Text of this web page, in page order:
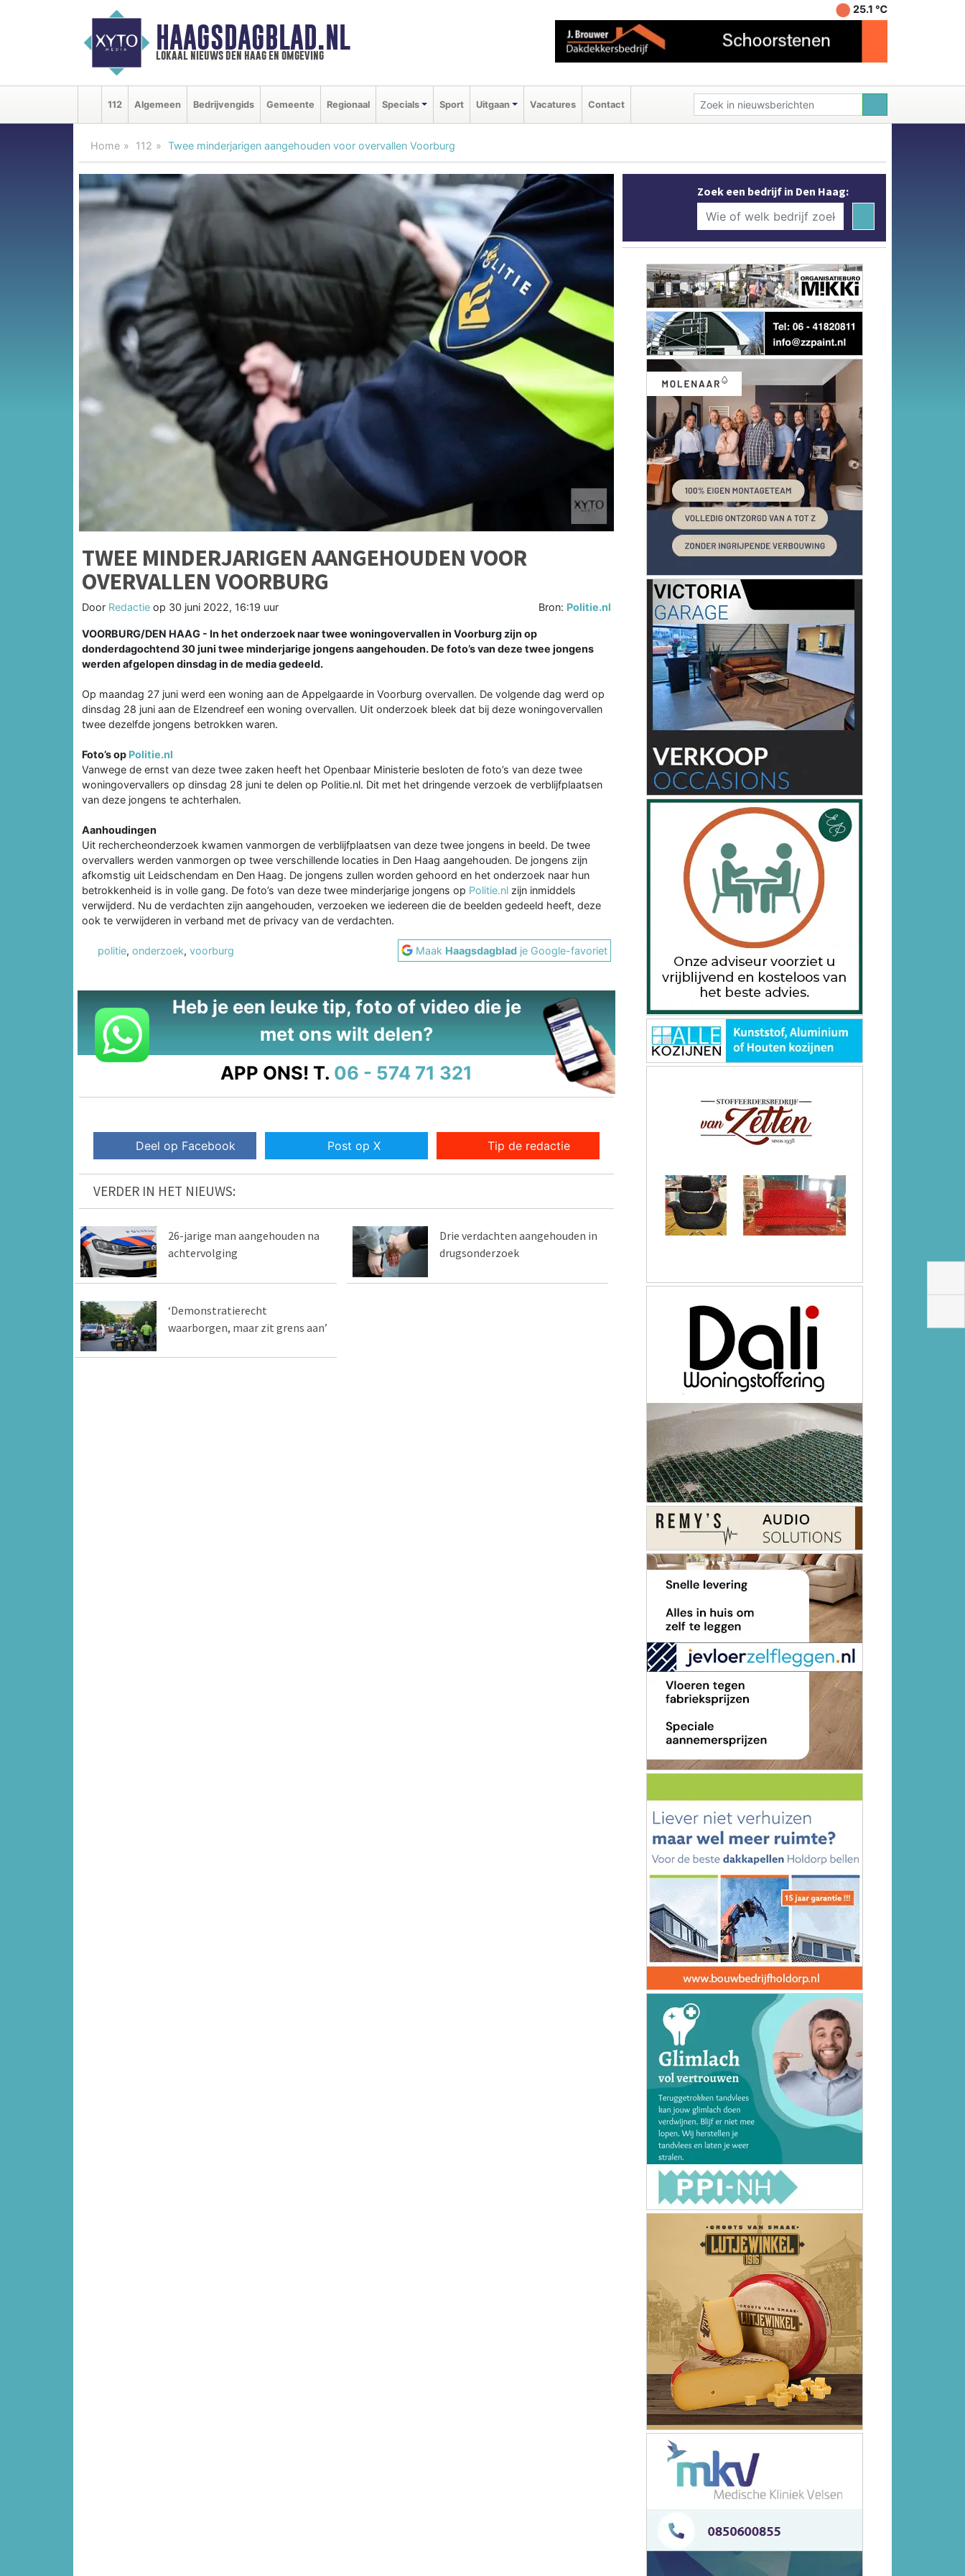
HAAGSDAGBLAD.NL
lokaal nieuws den haag en omgeving
25.1 ℃
112 Algemeen Bedrijvengids Gemeente Regionaal Specials Sport Uitgaan Vacatures Contact
Home 112 Twee minderjarigen aangehouden voor overvallen Voorburg
TWEE MINDERJARIGEN AANGEHOUDEN VOOR
OVERVALLEN VOORBURG
Door Redactie op 30 juni 2022, 16:19 uur Bron: Politie.nl
VOORBURG/DEN HAAG - In het onderzoek naar twee woningovervallen in Voorburg zijn op
donderdagochtend 30 juni twee minderjarige jongens aangehouden. De foto’s van deze twee jongens
werden afgelopen dinsdag in de media gedeeld.
Op maandag 27 juni werd een woning aan de Appelgaarde in Voorburg overvallen. De volgende dag werd op
dinsdag 28 juni aan de Elzendreef een woning overvallen. Uit onderzoek bleek dat bij deze woningovervallen
twee dezelfde jongens betrokken waren.
Foto’s op Politie.nl
Vanwege de ernst van deze twee zaken heeft het Openbaar Ministerie besloten de foto’s van deze twee
woningovervallers op dinsdag 28 juni te delen op Politie.nl. Dit met het dringende verzoek de verblijfplaatsen
van deze jongens te achterhalen.
Aanhoudingen
Uit rechercheonderzoek kwamen vanmorgen de verblijfplaatsen van deze twee jongens in beeld. De twee
overvallers werden vanmorgen op twee verschillende locaties in Den Haag aangehouden. De jongens zijn
afkomstig uit Leidschendam en Den Haag. De jongens zullen worden gehoord en het onderzoek naar hun
betrokkenheid is in volle gang. De foto’s van deze twee minderjarige jongens op Politie.nl zijn inmiddels
verwijderd. Nu de verdachten zijn aangehouden, verzoeken we iedereen die de beelden gedeeld heeft, deze
ook te verwijderen in verband met de privacy van de verdachten.
politie, onderzoek, voorburg Maak Haagsdagblad je Google-favoriet
Heb je een leuke tip, foto of video die je
met ons wilt delen?
APP ONS! T. 06 - 574 71 321
Deel op Facebook Post op X Tip de redactie
VERDER IN HET NIEUWS:
26-jarige man aangehouden na
achtervolging
Drie verdachten aangehouden in
drugsonderzoek
‘Demonstratierecht
waarborgen, maar zit grens aan’
Zoek een bedrijf in Den Haag: